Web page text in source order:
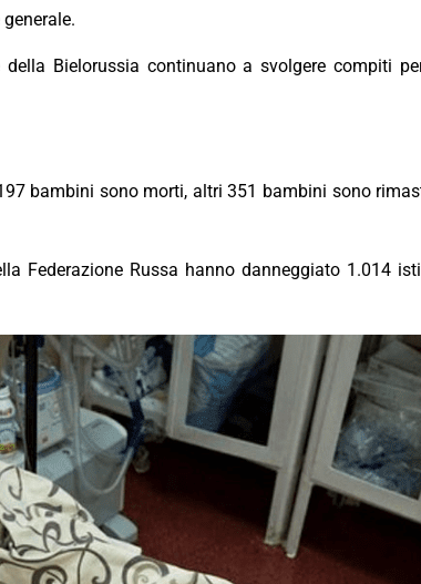
Bielorussia continuano a svolgere compiti
bambini sono morti, altri 351 bambini sono
Federazione Russa hanno danneggiato 1.014